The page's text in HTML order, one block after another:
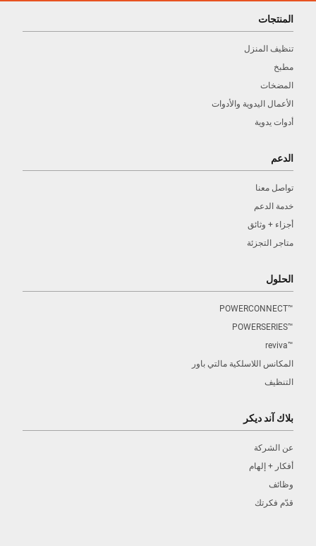
المنتجات
تنظيف المنزل
مطبخ
المضخات
الأعمال اليدوية والأدوات
أدوات يدوية
الدعم
تواصل معنا
خدمة الدعم
أجزاء + وثائق
متاجر التجزئة
الحلول
™POWERCONNECT
™POWERSERIES
™reviva
المكانس اللاسلكية مالتي باور
التنظيف
بلاك آند ديكر
عن الشركة
أفكار + إلهام
وظائف
قدّم فكرتك